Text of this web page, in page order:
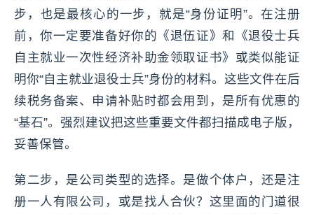
步，也是最核心的一步，就是“身份证明”。在注册
前，你一定要准备好你的《退伍证》和《退役士兵
自主就业一次性经济补助金领取证书》或类似能证
明你“自主就业退役士兵”身份的材料。这些文件在后
续税务备案、申请补贴时都会用到，是所有优惠的
“基石”。强烈建议把这些重要文件都扫描成电子版，
妥善保管。
第二步，是公司类型的选择。是做个体户，还是注
册一人有限公司，或是找人合伙？这里面的门道很